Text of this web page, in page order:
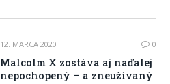
12. MARCA 2020 0
Malcolm X zostáva aj naďalej
nepochopený – a zneužívaný